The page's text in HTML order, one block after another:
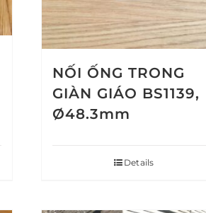
NỐI ỐNG TRONG
GIÀN GIÁO BS1139,
Ø48.3mm
Details